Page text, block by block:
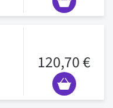
120,70 €